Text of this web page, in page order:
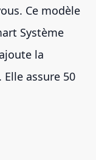
Ce modèle
Système
la
assure 50